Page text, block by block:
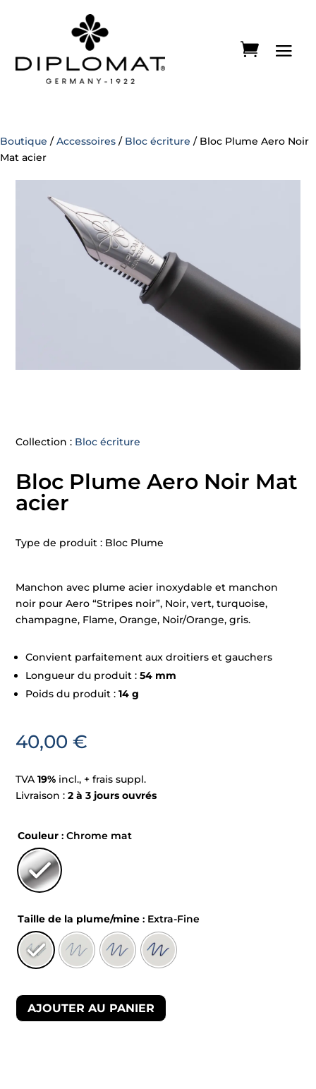
Boutique / Accessoires / Bloc écriture / Bloc Plume Aero Noir
Mat acier
Collection : Bloc écriture
Bloc Plume Aero Noir Mat
acier
Type de produit : Bloc Plume
Manchon avec plume acier inoxydable et manchon
noir pour Aero “Stripes noir”, Noir, vert, turquoise,
champagne, Flame, Orange, Noir/Orange, gris.
Convient parfaitement aux droitiers et gauchers
Longueur du produit :54 mm
Poids du produit :14 g
40,00€
TVA19% incl., + frais suppl.
Livraison :2 à 3 jours ouvrés
Couleur : Chrome mat
Taille de la plume/mine : Extra-Fine
AJOUTER AU PANIER